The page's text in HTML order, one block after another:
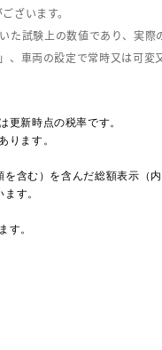
ざいます。
試験上の数値であり、実際
車両の設定で常時又は可
更新時点の税率です。
ります。
含む）を含んだ総額表示（内
す。
す。